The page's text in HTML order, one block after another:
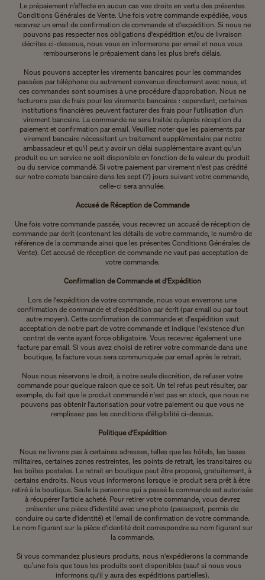
Le prépaiement n’affecte en aucun cas vos droits en vertu des présentes
Conditions Générales de Vente. Une fois votre commande expédiée, vous
recevrez un email de confirmation de commande et d'expédition. Si nous ne
pouvons pas respecter nos obligations d'expédition et/ou de livraison
décrites ci-dessous, nous vous en informerons par email et nous vous
rembourserons le prépaiement dans les plus brefs délais.
Nous pouvons accepter les virements bancaires pour les commandes
passées par téléphone ou autrement convenue directement avec nous, et
ces commandes sont soumises à une procédure d'approbation. Nous ne
facturons pas de frais pour les virements bancaires : cependant, certaines
institutions financières peuvent facturer des frais pour l'utilisation d'un
virement bancaire. La commande ne sera traitée qu’après réception du
paiement et confirmation par email. Veuillez noter que les paiements par
virement bancaire nécessitent un traitement supplémentaire par notre
ambassadeur et qu'il peut y avoir un délai supplémentaire avant qu'un
produit ou un service ne soit disponible en fonction de la valeur du produit
ou du service commandé. Si votre paiement par virement n'est pas crédité
sur notre compte bancaire dans les sept (7) jours suivant votre commande,
celle-ci sera annulée.
Accusé de Réception de Commande
Une fois votre commande passée, vous recevrez un accusé de réception de
commande par écrit (contenant les détails de votre commande, le numéro de
référence de la commande ainsi que les présentes Conditions Générales de
Vente). Cet accusé de réception de commande ne vaut pas acceptation de
votre commande.
Confirmation de Commande et d'Expédition
Lors de l'expédition de votre commande, nous vous enverrons une
confirmation de commande et d'expédition par écrit (par email ou par tout
autre moyen). Cette confirmation de commande et d'expédition vaut
acceptation de notre part de votre commande et indique l'existence d'un
contrat de vente ayant force obligatoire. Vous recevrez également une
facture par email. Si vous avez choisi de retirer votre commande dans une
boutique, la facture vous sera communiquée par email après le retrait.
Nous nous réservons le droit, à notre seule discrétion, de refuser votre
commande pour quelque raison que ce soit. Un tel refus peut résulter, par
exemple, du fait que le produit commandé n'est pas en stock, que nous ne
pouvons pas obtenir l'autorisation pour votre paiement ou que vous ne
remplissez pas les conditions d'éligibilité ci-dessus.
Politique d'Expédition
Nous ne livrons pas à certaines adresses, telles que les hôtels, les bases
militaires, certaines zones restreintes, les points de retrait, les transitaires ou
les boîtes postales. Le retrait en boutique peut être proposé, gratuitement, à
certains endroits. Nous vous informerons lorsque le produit sera prêt à être
retiré à la boutique. Seule la personne qui a passé la commande est autorisée
à récupérer l'article acheté. Pour retirer votre commande, vous devrez
présenter une pièce d'identité avec une photo (passeport, permis de
conduire ou carte d'identité) et l'email de confirmation de votre commande.
Le nom figurant sur la pièce d'identité doit correspondre au nom figurant sur
la commande.
Si vous commandez plusieurs produits, nous n'expédierons la commande
qu’une fois que tous les produits sont disponibles (sauf si nous vous
informons qu'il y aura des expéditions partielles).